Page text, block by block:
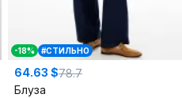
-18% #СТИЛЬНО
64.63 $78.7
Блуза